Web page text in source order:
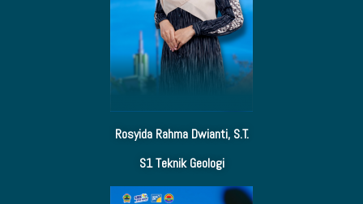
Rosyida Rahma Dwianti, S.T.
S1 Teknik Geologi